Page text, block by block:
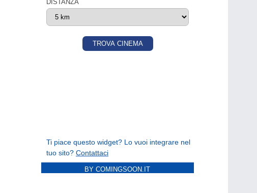
BY COMINGSOON.IT